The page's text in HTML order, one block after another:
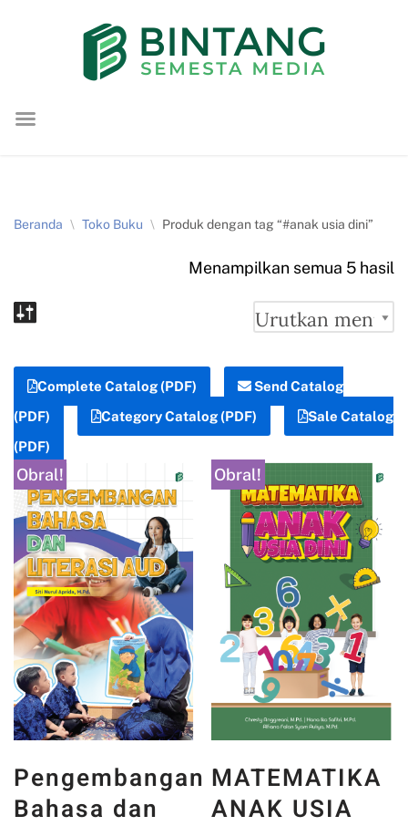
konten
Beranda \ Toko Buku \ Produk dengan tag “#anak usia dini”
Menampilkan semua 5 hasil
Complete Catalog (PDF)
Send Catalog
(PDF)
Category Catalog (PDF)
Sale Catalog
(PDF)
Obral!
Pengembangan
Bahasa dan
Obral!
MATEMATIKA
ANAK USIA